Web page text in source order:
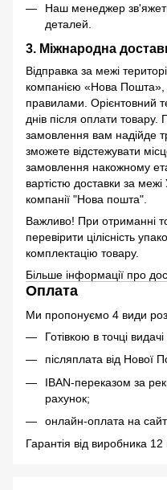
Наш менеджер
деталей.
3. Міжнародна
Відправка за межі
компанією «Нова Пошта»,
правилами. Орієнтовний
днів після оплати товару.
замовлення вам надійде
зможете відстежувати
замовлення накожному
вартістю доставки за
компанії "Нова пошта".
Важливо! При отриманні
перевірити цілісність
комплектацію товару.
Більше інформації про
Оплата
Ми пропонуємо 4 види
Готівкою в точці
післяплата від Нової
IBAN-переказом за
рахунок;
онлайн-оплата на
Гарантія від виробника 12